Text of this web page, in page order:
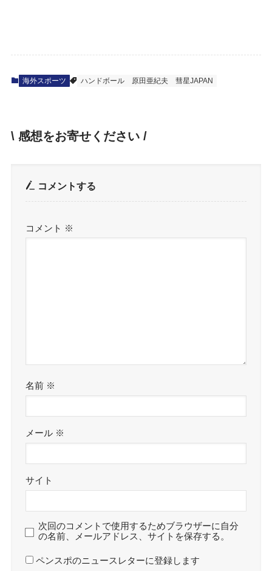
海外スポーツ ハンドボール 原田亜紀夫 彗星JAPAN
\ 感想をお寄せください /
コメントする
コメント ※
名前 ※
メール ※
サイト
次回のコメントで使用するためブラウザーに自分
の名前、メールアドレス、サイトを保存する。
ペンスポのニュースレターに登録します